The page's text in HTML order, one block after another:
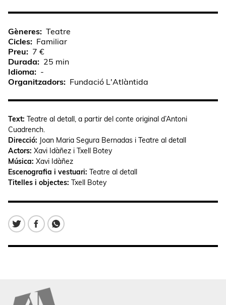
Gèneres Teatre
Cicles
Familiar
Preu
7 €
Durada
25 min
Idioma
-
Organitzadors
Fundació L'Atlàntida
Text: Teatre al detall, a partir del conte original d’Antoni
Cuadrench.
Direcció: Joan Maria Segura Bernadas i Teatre al detall
Actors: Xavi Idàñez i Txell Botey
Música: Xavi Idàñez
Escenografia i vestuari: Teatre al detall
Titelles i objectes: Txell Botey